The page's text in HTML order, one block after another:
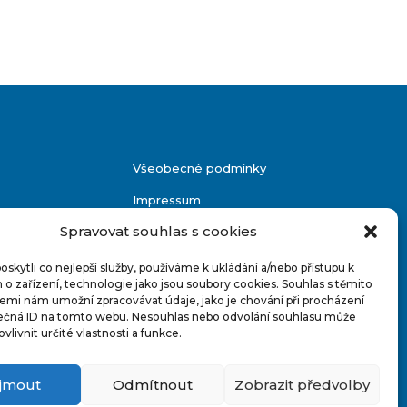
Spravovat souhlas s cookies
co nejlepší služby, používáme k ukládání a/nebo přístupu k
zařízení, technologie jako jsou soubory cookies. Souhlas s těmito
nám umožní zpracovávat údaje, jako je chování při procházení
ID na tomto webu. Nesouhlas nebo odvolání souhlasu může
určité vlastnosti a funkce.
Odmítnout Zobrazit předvolby
Všeobecné podmínky
Impressum
IT Podpora
GDPR